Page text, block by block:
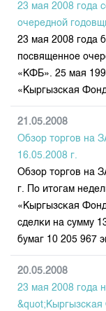
23 мая 2008 года
очередной
23 мая 2008 года
посвященное
«КФБ». 25 мая
«Кыргызская
21.05.2008
Обзор торгов на
16.05.2008 г.
Обзор торгов на
г. По итогам
«Кыргызская
сделки на сумму
бумаг 10 205 967
20.05.2008
23 мая 2008 года